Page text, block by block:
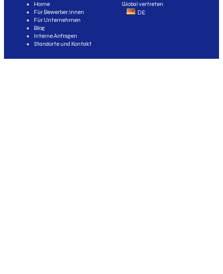
Global vertreten
DE
Home
Für Bewerber:innen
Für Unternehmen
Blog
Interne Anfragen
Standorte und Kontakt